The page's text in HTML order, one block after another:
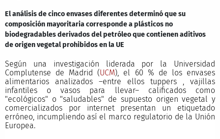
El análisis de cinco envases diferentes determinó que su
composición mayoritaria corresponde a plásticos no
biodegradables derivados del petróleo que contienen aditivos
de origen vegetal prohibidos en la UE
Según una investigación liderada por la Universidad
Complutense de Madrid (UCM), el 60 % de los envases
alimentarios analizados –entre ellos tuppers , vajillas
infantiles o vasos para llevar– calificados como
"ecológicos" o "saludables" de supuesto origen vegetal y
comercializados por internet presentan un etiquetado
erróneo, incumpliendo así el marco regulatorio de la Unión
Europea.